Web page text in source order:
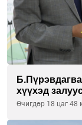
хүүхэд
инкубатор
Өчигдөр 18 цаг 48